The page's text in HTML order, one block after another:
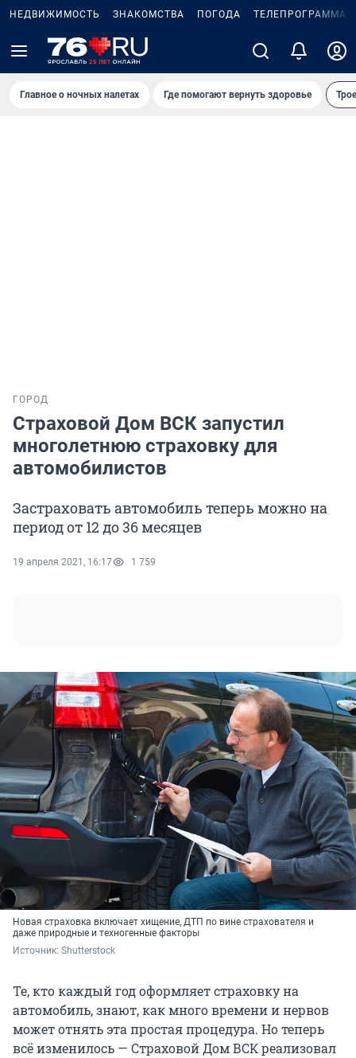
НЕДВИЖИМОСТЬ ЗНАКОМСТВА ПОГОДА ТЕЛЕПРОГРАММА
Главное о ночных налетах Где помогают вернуть здоровье
ГОРОД
Страховой Дом ВСК запустил
многолетнюю страховку для
автомобилистов
Застраховать автомобиль теперь можно на
период от 12 до 36 месяцев
19 апреля 2021, 16:17 1 759
Новая страховка включает хищение, ДТП по вине страхователя и
даже природные и техногенные факторы
Источник: Shutterstock
Те, кто каждый год оформляет страховку на
автомобиль, знают, как много времени и нервов
может отнять эта простая процедура. Но теперь
всё изменилось — Страховой Дом ВСК реализовал